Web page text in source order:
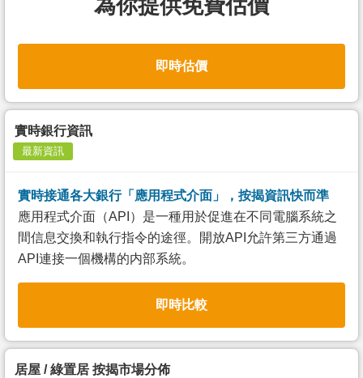
為你提供免費估價
即時估價
實時銀行資訊
最新資訊
實時接通各大銀行「應用程式介面」，按揭資訊快而準
應用程式介面（API）是一種用於促進在不同電腦系統之
間信息交換和執行指令的途徑。開放API允許第三方通過
API連接一個機構的内部系統。
即時比較
居屋 / 綠置居 按揭市場分佈